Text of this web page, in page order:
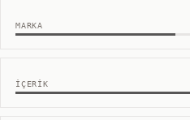
MARKA
İÇERIK